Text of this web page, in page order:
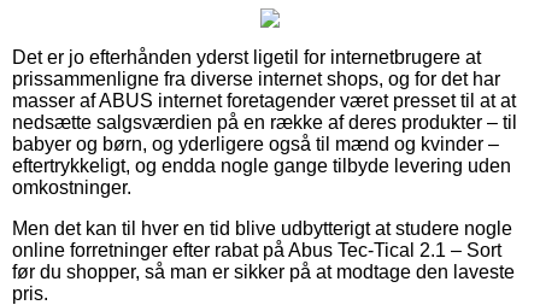
Det er jo efterhånden yderst ligetil for internetbrugere at
prissammenligne fra diverse internet shops, og for det har
masser af ABUS internet foretagender været presset til at at
nedsætte salgsværdien på en række af deres produkter – til
babyer og børn, og yderligere også til mænd og kvinder –
eftertrykkeligt, og endda nogle gange tilbyde levering uden
omkostninger.
Men det kan til hver en tid blive udbytterigt at studere nogle
online forretninger efter rabat på Abus Tec-Tical 2.1 – Sort
før du shopper, så man er sikker på at modtage den laveste
pris.